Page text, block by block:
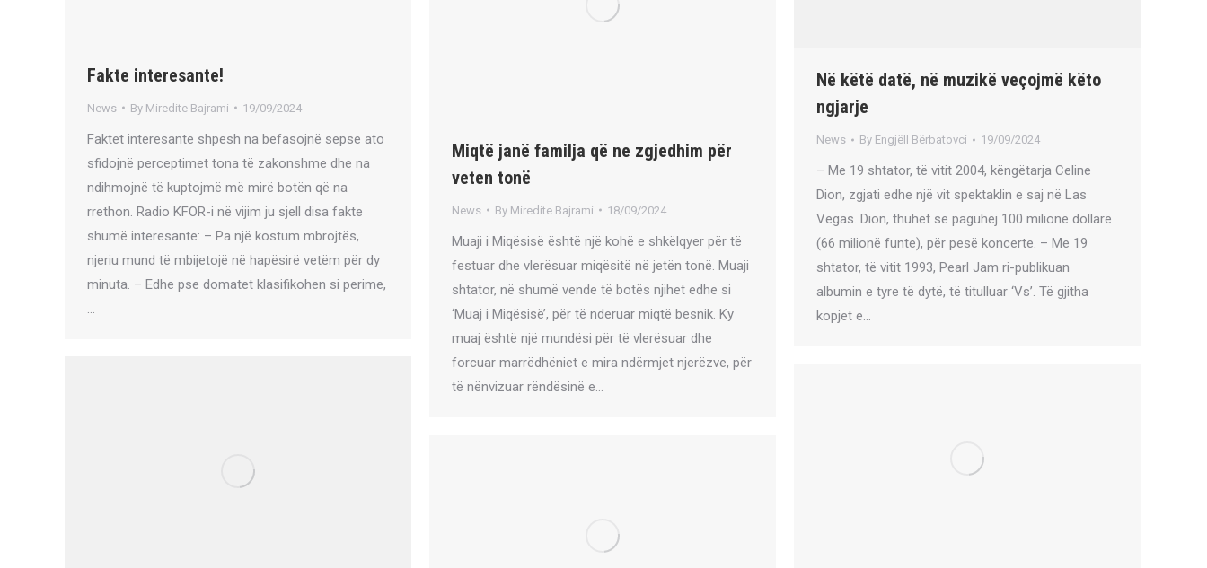
Fakte interesante!
News By Miredite Bajrami 19/09/2024
Faktet interesante shpesh na befasojnë sepse ato
sfidojnë perceptimet tona të zakonshme dhe na
ndihmojnë të kuptojmë më mirë botën që na
rrethon. Radio KFOR-i në vijim ju sjell disa fakte
shumë interesante: – Pa një kostum mbrojtës,
njeriu mund të mbijetojë në hapësirë vetëm për dy
minuta. – Edhe pse domatet klasifikohen si perime,
…
Në këtë datë, në muzikë veçojmë këto
ngjarje
News By Engjëll Bërbatovci 19/09/2024
– Me 19 shtator, të vitit 2004, këngëtarja Celine
Dion, zgjati edhe një vit spektaklin e saj në Las
Vegas. Dion, thuhet se paguhej 100 milionë dollarë
(66 milionë funte), për pesë koncerte. – Me 19
shtator, të vitit 1993, Pearl Jam ri-publikuan
albumin e tyre të dytë, të titulluar ‘Vs’. Të gjitha
kopjet e…
Miqtë janë familja që ne zgjedhim për
veten tonë
News By Miredite Bajrami 18/09/2024
Muaji i Miqësisë është një kohë e shkëlqyer për të
festuar dhe vlerësuar miqësitë në jetën tonë. Muaji
shtator, në shumë vende të botës njihet edhe si
‘Muaj i Miqësisë’, për të nderuar miqtë besnik. Ky
muaj është një mundësi për të vlerësuar dhe
forcuar marrëdhëniet e mira ndërmjet njerëzve, për
të nënvizuar rëndësinë e…